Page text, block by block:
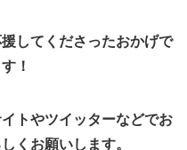
してくださったおかげで
！
トやツイッターなどでお
くお願いします。